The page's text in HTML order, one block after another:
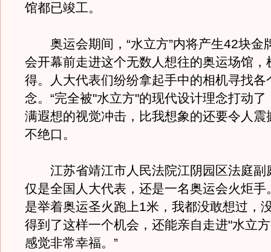
馆都已竣工。
奥运会期间，“水立方”内将产生42块金
会开幕前走进这个无数人想往的奥运场馆，
得。人大代表们纷纷拿起手中的相机寻找各
念。“完全被"水立方"的现代设计理念打动
满遐想的视觉冲击，比我想象的还要令人震
不绝口。
江苏省靖江市人民法院江阴园区法庭副
仅是全国人大代表，还是一名奥运会火炬手
是举着奥运圣火跑上1米，我都没敢想过，
得到了这样一个机会，还能亲自走进"水立
感觉非常幸福。”